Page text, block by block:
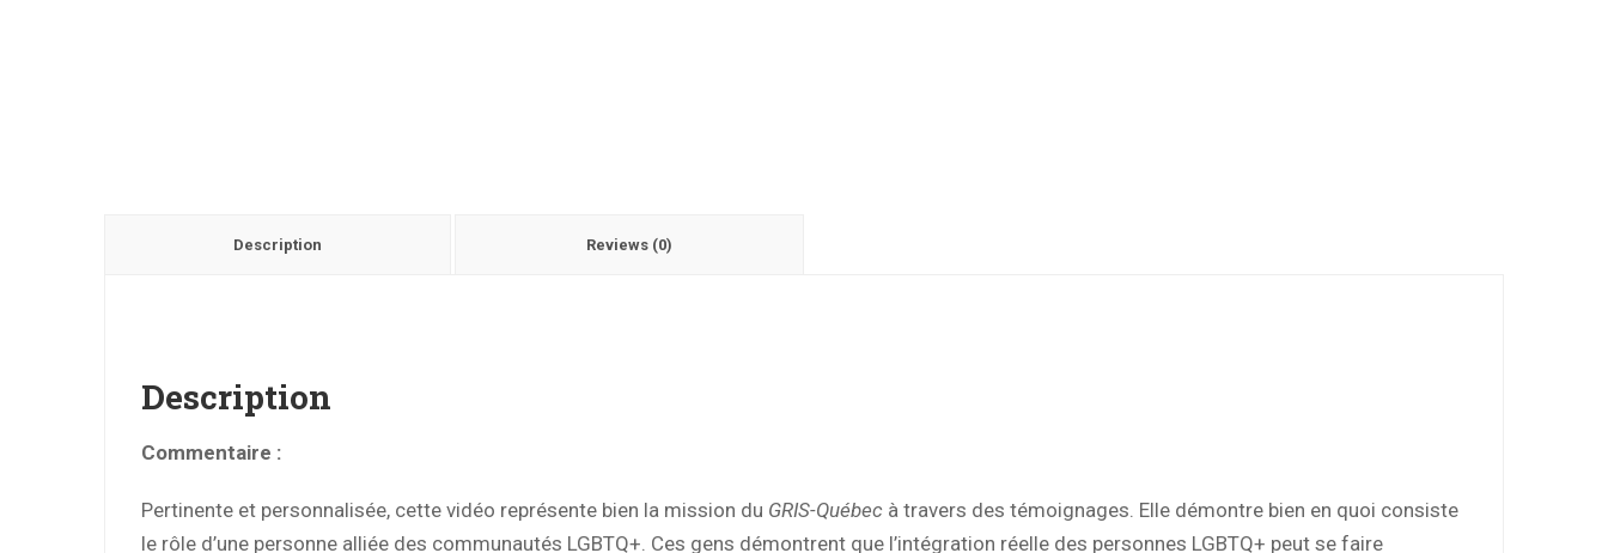
Description Reviews (0)
Description
Commentaire :
Pertinente et personnalisée, cette vidéo représente bien la mission du GRIS-Québec à travers des témoignages. Elle démontre bien en quoi consiste
le rôle d’une personne alliée des communautés LGBTQ+. Ces gens démontrent que l’intégration réelle des personnes LGBTQ+ peut se faire